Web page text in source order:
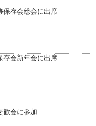
保存会総会に出席
存会新年会に出席
歓会に参加